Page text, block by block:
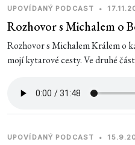
UPOVÍDANÝ PODCAST •
Rozhovor s Michalem o
Rozhovor s Michalem Králem o
mojí kytarové cesty. Ve druhé
UPOVÍDANÝ PODCAST •